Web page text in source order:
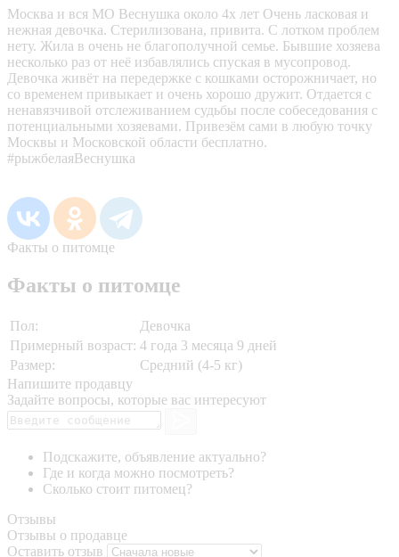
Москва и вся МО Веснушка около 4х лет Очень ласковая и
нежная девочка. Стерилизована, привита. С лотком проблем
нету. Жила в очень не благополучной семье. Бывшие хозяева
несколько раз от неё избавлялись спуская в мусопровод.
Девочка живёт на передержке с кошками осторожничает, но
со временем привыкает и очень хорошо дружит. Отдается с
ненавязчивой отслеживанием судьбы после собеседования с
потенциальными хозяевами. Привезём сами в любую точку
Москвы и Московской области бесплатно.
#рыжбелаяВеснушка
Факты о питомце
Факты о питомце
Пол:
Девочка
Примерный возраст: 4 года 3 месяца 9 дней
Размер:
Средний (4-5 кг)
Напишите продавцу
Задайте вопросы, которые вас интересуют
Подскажите, объявление актуально?
Где и когда можно посмотреть?
Сколько стоит питомец?
Отзывы
Отзывы о продавце
Оставить отзыв